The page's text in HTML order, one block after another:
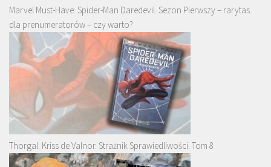
Marvel Must-Have: Spider-Man Daredevil. Sezon Pierwszy – rarytas
dla prenumeratorów – czy warto?
Thorgal. Kriss de Valnor. Strażnik Sprawiedliwości. Tom 8